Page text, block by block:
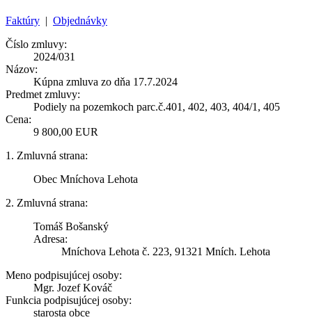
Faktúry | Objednávky
Číslo zmluvy:
2024/031
Názov:
Kúpna zmluva zo dňa 17.7.2024
Predmet zmluvy:
Podiely na pozemkoch parc.č.401, 402, 403, 404/1, 405
Cena:
9 800,00 EUR
1. Zmluvná strana:
Obec Mníchova Lehota
2. Zmluvná strana:
Tomáš Bošanský
Adresa:
Mníchova Lehota č. 223, 91321 Mních. Lehota
Meno podpisujúcej osoby:
Mgr. Jozef Kováč
Funkcia podpisujúcej osoby:
starosta obce